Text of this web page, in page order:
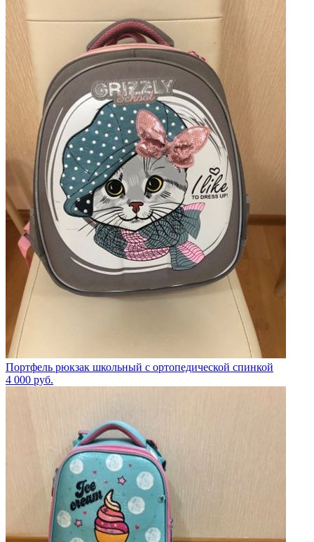
Портфель рюкзак школьный с ортопедической спинкой
4 000 руб.